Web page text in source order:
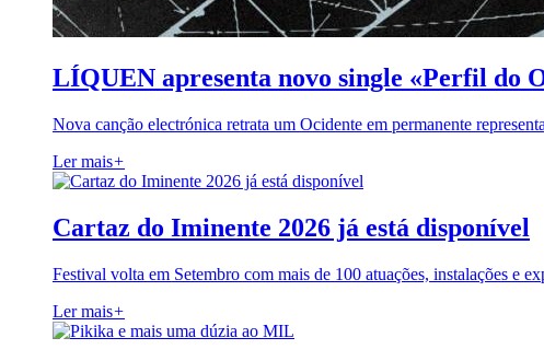
LÍQUEN apresenta novo single «Perfil do
Nova canção electrónica retrata um Ocidente em permanente
Ler mais+
Cartaz do Iminente 2026 já está disponível
Festival volta em Setembro com mais de 100 atuações, instalações e
Ler mais+